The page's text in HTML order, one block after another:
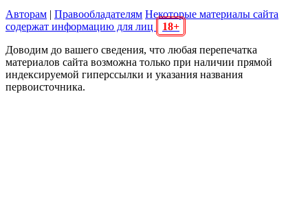
Авторам | Правообладателям Некоторые материалы сайта
содержат информацию для лиц
18+
Доводим до вашего сведения, что любая перепечатка
материалов сайта возможна только при наличии прямой
индексируемой гиперссылки и указания названия
первоисточника.